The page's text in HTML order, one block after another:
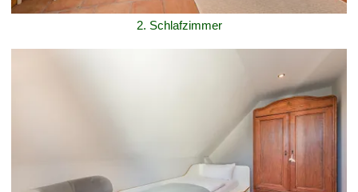
2. Schlafzimmer